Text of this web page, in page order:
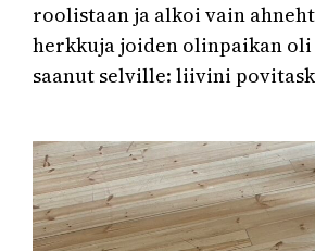
roolistaan ja alkoi vain
herkkuja joiden olinpaikan
saanut selville: liivini